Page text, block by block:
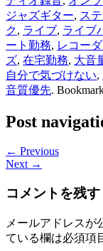
ジャズギター, ス
ク, ライブ, ライブ
ート勤務, レコー
ズ, 在宅勤務, 大音
自分で気づけない,
音質優先.
Post
← Previous
Next →
コメントを残す
メールアドレスが
ている欄は必須項